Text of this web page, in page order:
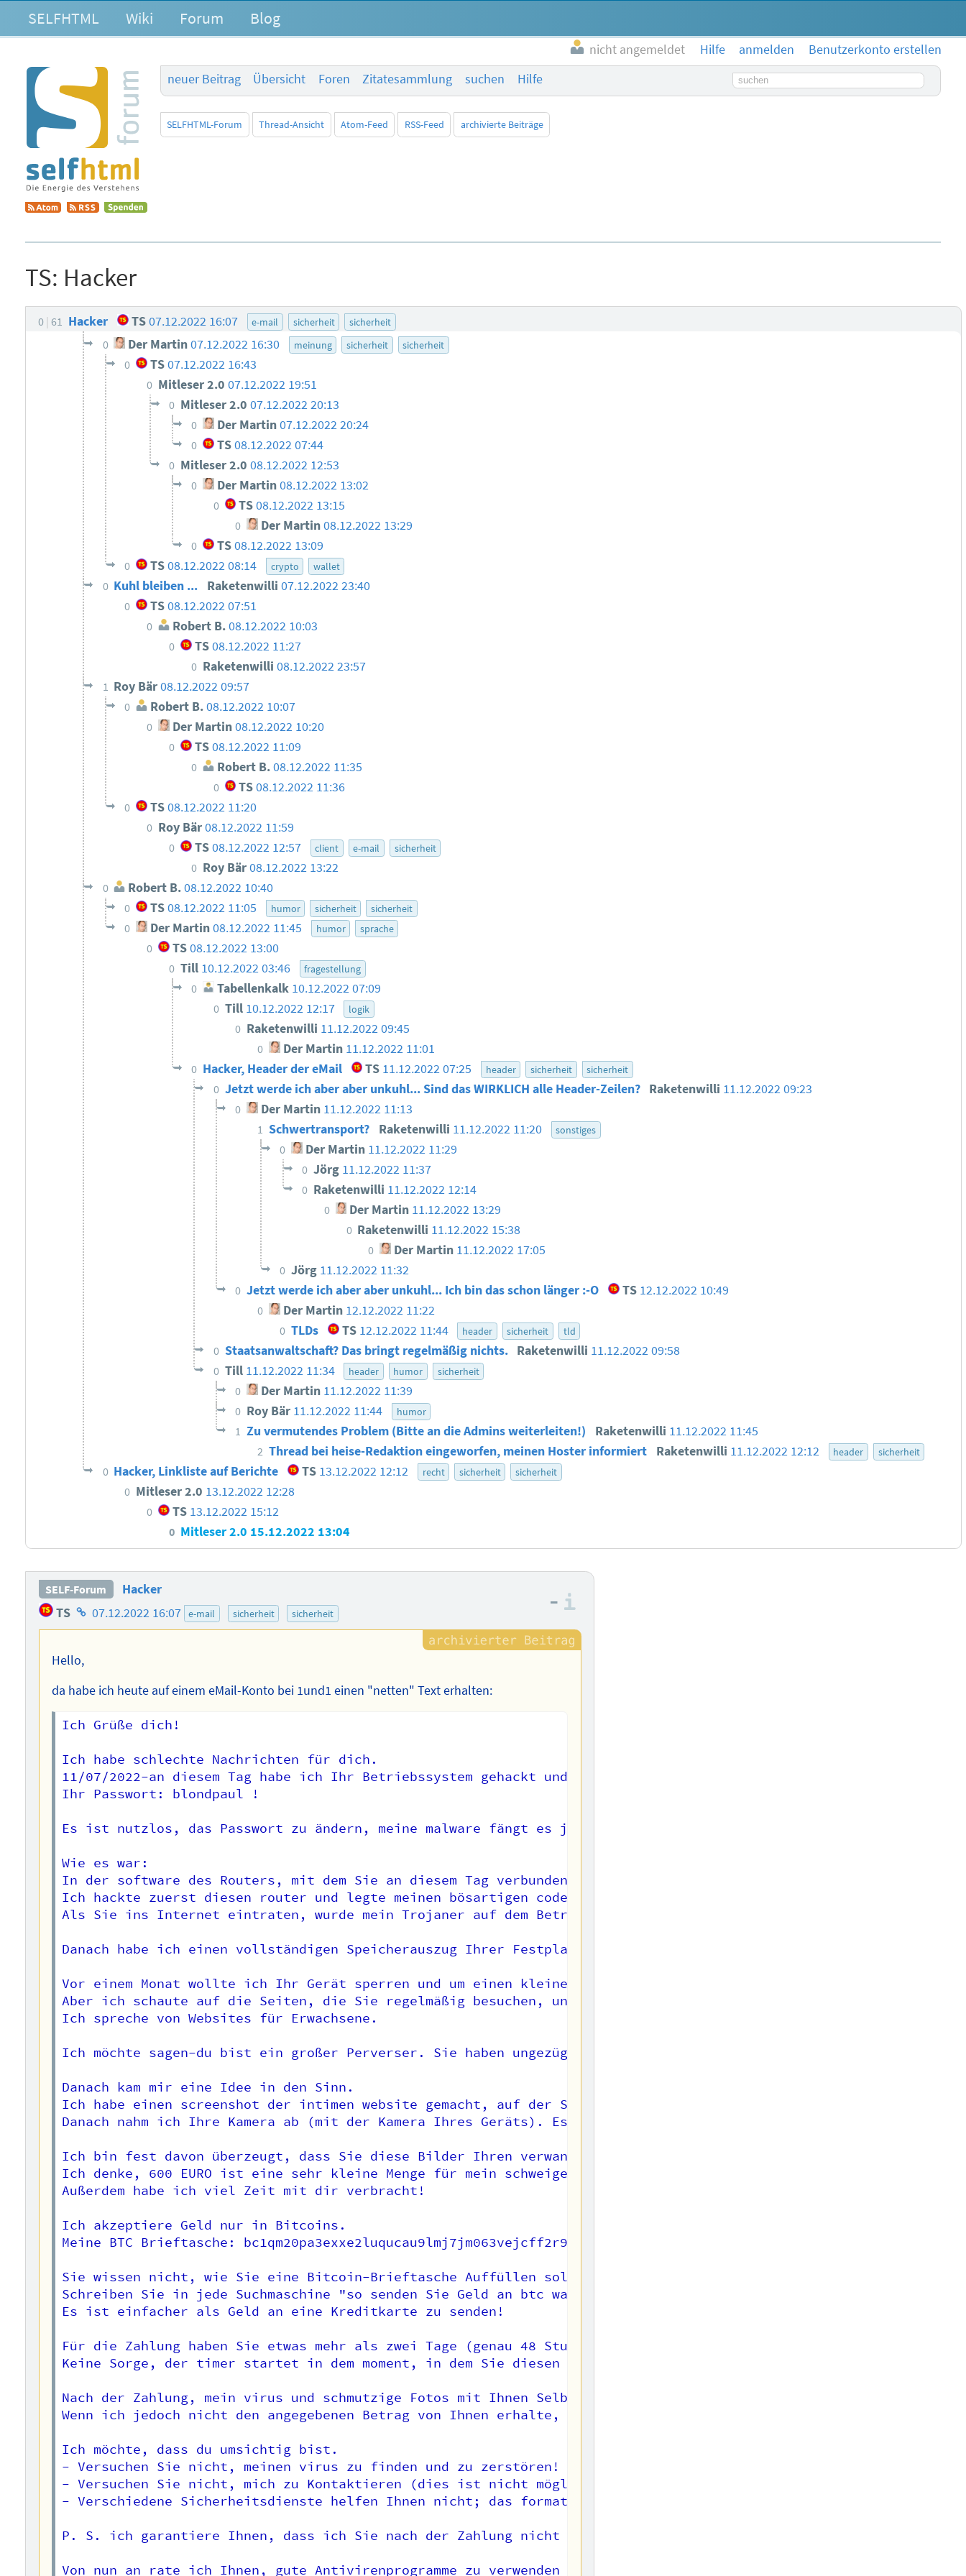
SELFHTML Wiki Forum Blog
nicht angemeldet Hilfe anmelden
Benutzerkonto erstellen
neuer Beitrag
Übersicht Foren Zitatesammlung suchen Hilfe Suchbegriff
SELFHTML-Forum Thread-Ansicht Atom-Feed RSS-Feed archivierte Beiträge
TS: Hacker
0 61 Hacker TS07.12.2022 16:07 e-mail sicherheit sicherheit
0 Der Martin07.12.2022 16:30 meinung sicherheit sicherheit
0 TS07.12.2022 16:43
0 Mitleser 2.007.12.2022 19:51
0 Mitleser 2.0 07.12.2022 20:13
0 Der Martin 07.12.2022 20:24
0 TS 08.12.2022 07:44
0 Mitleser 2.0 08.12.2022 12:53
0 Der Martin 08.12.2022 13:02
0 TS08.12.2022 13:15
0 Der Martin08.12.2022 13:29
0 TS 08.12.2022 13:09
0 TS08.12.2022 08:14 crypto wallet
0 Kuhl bleiben ... Raketenwilli07.12.2022 23:40
0 TS08.12.2022 07:51
0 Robert B.08.12.2022 10:03
0 TS08.12.2022 11:27
0 Raketenwilli 08.12.2022 23:57
1 Roy Bär08.12.2022 09:57
0 Robert B.08.12.2022 10:07
0 Der Martin08.12.2022 10:20
0 TS08.12.2022 11:09
0 Robert B. 08.12.2022 11:35
0 TS08.12.2022 11:36
0 TS08.12.2022 11:20
0 Roy Bär08.12.2022 11:59
0 TS08.12.2022 12:57 client e-mail sicherheit
0 Roy Bär08.12.2022 13:22
0 Robert B.08.12.2022 10:40
0 TS08.12.2022 11:05 humor sicherheit sicherheit
0 Der Martin08.12.2022 11:45 humor sprache
0 TS08.12.2022 13:00
0 Till 10.12.2022 03:46 fragestellung
0 Tabellenkalk 10.12.2022 07:09
0 Till 10.12.2022 12:17 logik
0 Raketenwilli 11.12.2022 09:45
0 Der Martin 11.12.2022 11:01
0 Hacker, Header der eMail TS 11.12.2022 07:25 header sicherheit sicherheit
0 Jetzt werde ich aber aber unkuhl... Sind das WIRKLICH alle Header-Zeilen? Raketenwilli 11.12.2022 09:23
0 Der Martin 11.12.2022 11:13
1 Schwertransport? Raketenwilli 11.12.2022 11:20 sonstiges
0 Der Martin 11.12.2022 11:29
0 Jörg 11.12.2022 11:37
0 Raketenwilli 11.12.2022 12:14
0 Der Martin 11.12.2022 13:29
0 Raketenwilli 11.12.2022 15:38
0 Der Martin 11.12.2022 17:05
0 Jörg 11.12.2022 11:32
0 Jetzt werde ich aber aber unkuhl... Ich bin das schon länger :-O TS 12.12.2022 10:49
0 Der Martin 12.12.2022 11:22
0 TLDs TS 12.12.2022 11:44 header sicherheit tld
0 Staatsanwaltschaft? Das bringt regelmäßig nichts. Raketenwilli 11.12.2022 09:58
0 Till 11.12.2022 11:34 header humor sicherheit
0 Der Martin 11.12.2022 11:39
0 Roy Bär 11.12.2022 11:44 humor
1 Zu vermutendes Problem (Bitte an die Admins weiterleiten!) Raketenwilli 11.12.2022 11:45
2 Thread bei heise-Redaktion eingeworfen, meinen Hoster informiert Raketenwilli 11.12.2022 12:12 header sicherheit
0 Hacker, Linkliste auf Berichte TS 13.12.2022 12:12 recht sicherheit sicherheit
0 Mitleser 2.0 13.12.2022 12:28
0 TS 13.12.2022 15:12
0 Mitleser 2.0 15.12.2022 13:04
SELF-Forum
Hacker
TS Homepage
des
07.12.2022 16:07 e-mail sicherheit sicherheit
–
Hello,
da habe ich heute auf einem eMail-Konto bei 1und1 einen "netten" Text erhalten:
Ich Grüße dich!
Ich habe schlechte Nachrichten für dich.
11/07/2022-an diesem Tag habe ich Ihr Betriebssystem gehackt und vollen Zugriff auf Ihr Konto erhalten!
Ihr Passwort: blondpaul !
Es ist nutzlos, das Passwort zu ändern, meine malware fängt es jedes mal ab.
Wie es war:
In der software des Routers, mit dem Sie an diesem Tag verbunden waren, gab es eine Sicherheitsanfälligkeit.
Ich hackte zuerst diesen router und legte meinen bösartigen code darauf.
Als Sie ins Internet eintraten, wurde mein Trojaner auf dem Betriebssystem Ihres Geräts installiert.
Danach habe ich einen vollständigen Speicherauszug Ihrer Festplatte erstellt (ich habe Ihr gesamtes Adressbuch,
Vor einem Monat wollte ich Ihr Gerät sperren und um einen kleinen Geldbetrag zum entsperren bitten.
Aber ich schaute auf die Seiten, die Sie regelmäßig besuchen, und kam zur großen Freude Ihrer Lieblings-
Ich spreche von Websites für Erwachsene.
Ich möchte sagen-du bist ein großer Perverser. Sie haben ungezügelte Fantasie!
Danach kam mir eine Idee in den Sinn.
Ich habe einen screenshot der intimen website gemacht, auf der Sie Spaß haben (Sie wissen, worum es geht, oder?).
Danach nahm ich Ihre Kamera ab (mit der Kamera Ihres Geräts). Es ist schön geworden, zögere nicht.
Ich bin fest davon überzeugt, dass Sie diese Bilder Ihren verwandten, Freunden oder Kollegen nicht zeigen möchten.
Ich denke, 600 EURO ist eine sehr kleine Menge für mein schweigen.
Außerdem habe ich viel Zeit mit dir verbracht!
Ich akzeptiere Geld nur in Bitcoins.
Meine BTC Brieftasche: bc1qm20pa3exxe2luqucau9lmj7jm063vejcff2r95
Sie wissen nicht, wie Sie eine Bitcoin-Brieftasche Auffüllen sollen?
Schreiben Sie in jede Suchmaschine "so senden Sie Geld an btc wallet".
Es ist einfacher als Geld an eine Kreditkarte zu senden!
Für die Zahlung haben Sie etwas mehr als zwei Tage (genau 48 Stunden).
Keine Sorge, der timer startet in dem moment, in dem Sie diesen Brief öffnen. Ja, ja, ja .. es hat bereits
Nach der Zahlung, mein virus und schmutzige Fotos mit Ihnen Selbstzerstörung automatisch.
Wenn ich jedoch nicht den angegebenen Betrag von Ihnen erhalte, wird Ihr Gerät blockiert und alle Ihre Kontakte
Ich möchte, dass du umsichtig bist.
- Versuchen Sie nicht, meinen virus zu finden und zu zerstören! (Alle Ihre Daten sind bereits auf einen remote-
- Versuchen Sie nicht, mich zu Kontaktieren (dies ist nicht möglich, ich habe Ihnen eine E-Mail von Ihrem Konto
- Verschiedene Sicherheitsdienste helfen Ihnen nicht; das formatieren einer Festplatte oder das zerstören
P. S. ich garantiere Ihnen, dass ich Sie nach der Zahlung nicht mehr stören werde, da Sie nicht mein einziges
Von nun an rate ich Ihnen, gute Antivirenprogramme zu verwenden und regelmäßig (mehrmals täglich) zu